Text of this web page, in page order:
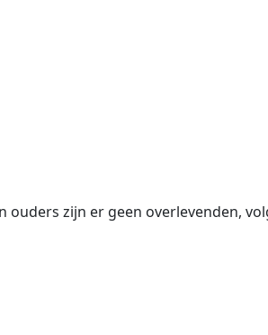
zijn er geen overlevenden,